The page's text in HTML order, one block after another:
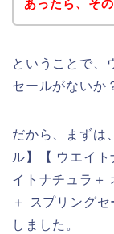
あったら、そ
ということで、
セールがないか
だから、まずは
ル】【 ウエイ
イトナチュラ＋
＋ スプリング
しました。